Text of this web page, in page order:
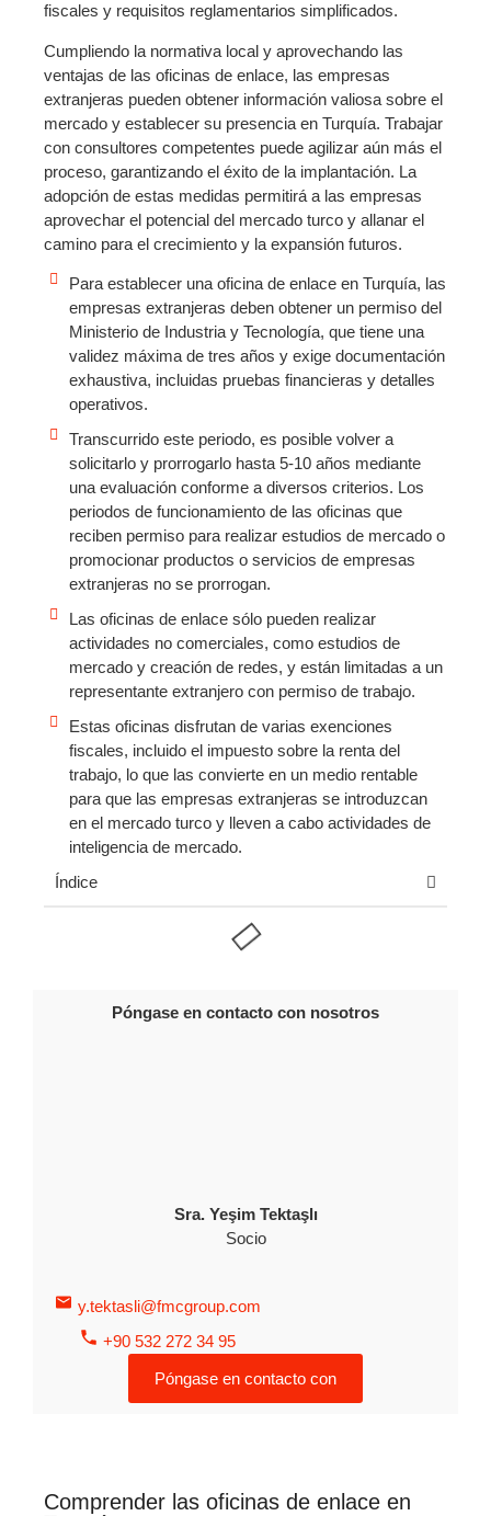
fiscales y requisitos reglamentarios simplificados.
Cumpliendo la normativa local y aprovechando las
ventajas de las oficinas de enlace, las empresas
extranjeras pueden obtener información valiosa sobre el
mercado y establecer su presencia en Turquía. Trabajar
con consultores competentes puede agilizar aún más el
proceso, garantizando el éxito de la implantación. La
adopción de estas medidas permitirá a las empresas
aprovechar el potencial del mercado turco y allanar el
camino para el crecimiento y la expansión futuros.
Para establecer una oficina de enlace en Turquía, las
empresas extranjeras deben obtener un permiso del
Ministerio de Industria y Tecnología, que tiene una
validez máxima de tres años y exige documentación
exhaustiva, incluidas pruebas financieras y detalles
operativos.
Transcurrido este periodo, es posible volver a
solicitarlo y prorrogarlo hasta 5-10 años mediante
una evaluación conforme a diversos criterios. Los
periodos de funcionamiento de las oficinas que
reciben permiso para realizar estudios de mercado o
promocionar productos o servicios de empresas
extranjeras no se prorrogan.
Las oficinas de enlace sólo pueden realizar
actividades no comerciales, como estudios de
mercado y creación de redes, y están limitadas a un
representante extranjero con permiso de trabajo.
Estas oficinas disfrutan de varias exenciones
fiscales, incluido el impuesto sobre la renta del
trabajo, lo que las convierte en un medio rentable
para que las empresas extranjeras se introduzcan
en el mercado turco y lleven a cabo actividades de
inteligencia de mercado.
Índice
Póngase en contacto con nosotros
Sra. Yeşim Tektaşlı
Socio
y.tektasli@fmcgroup.com
+90 532 272 34 95
Póngase en contacto con
Comprender las oficinas de enlace en